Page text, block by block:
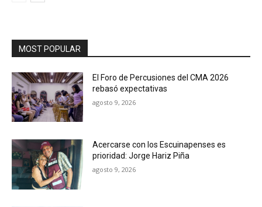
MOST POPULAR
El Foro de Percusiones del CMA 2026
rebasó expectativas
agosto 9, 2026
Acercarse con los Escuinapenses es
prioridad: Jorge Hariz Piña
agosto 9, 2026